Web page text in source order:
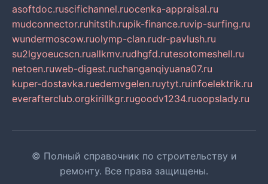
asoftdoc.ruscifichannel.ruocenka-appraisal.ru
mudconnector.ruhitstih.rupik-finance.ruvip-surfing.ru
wundermoscow.ruolymp-clan.rudr-pavlush.ru
su2lgyoeucscn.ruallkmv.rudhgfd.rutesotomeshell.ru
netoen.ruweb-digest.ruchanganqiyuana07.ru
kuper-dostavka.ruedemvgelen.ruytyt.ruinfoelektrik.ru
everafterclub.orgkirillkgr.rugoodv1234.ruoopslady.ru
© Полный справочник по строительству и
ремонту. Все права защищены.